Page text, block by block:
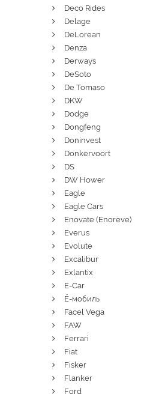
Deco Rides
Delage
DeLorean
Denza
Derways
DeSoto
De Tomaso
DKW
Dodge
Dongfeng
Doninvest
Donkervoort
DS
DW Hower
Eagle
Eagle Cars
Enovate (Enoreve)
Everus
Evolute
Excalibur
Exlantix
E-Car
Ё-мобиль
Facel Vega
FAW
Ferrari
Fiat
Fisker
Flanker
Ford